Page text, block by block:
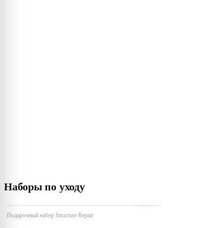
Наборы по уходу
Подарочный набор Structure Repair